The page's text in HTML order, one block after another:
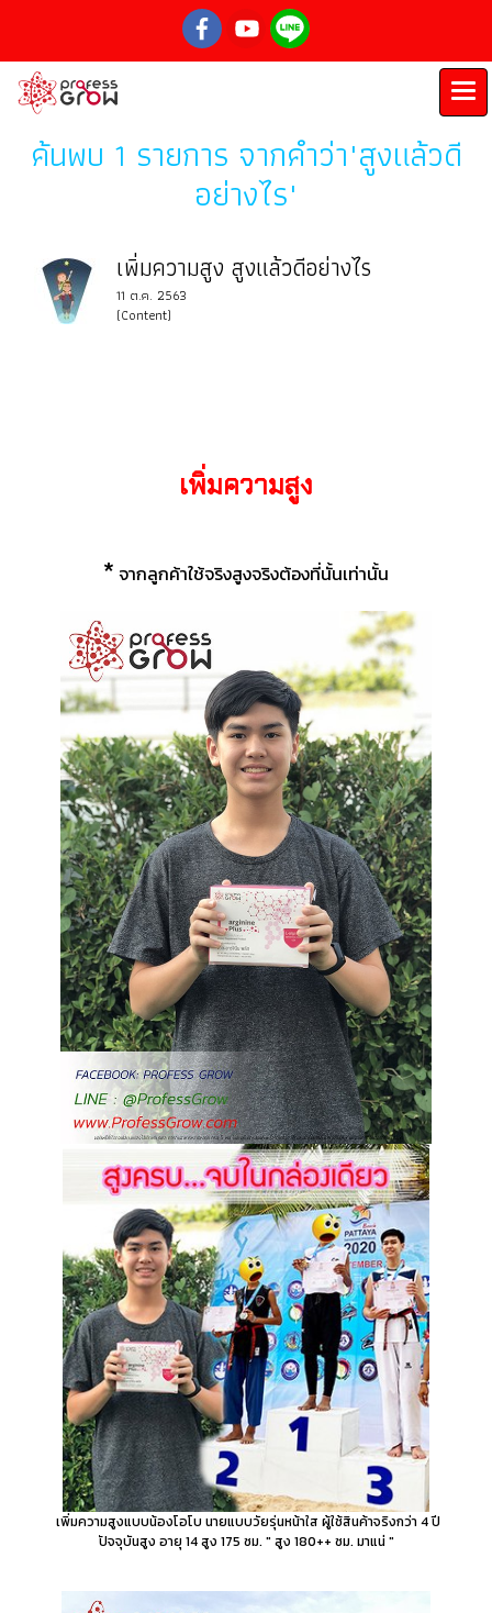
ค้นพบ 1 รายการ จากคำว่า"สูงแล้วดี
อย่างไร"
เพิ่มความสูง สูงแล้วดีอย่างไร
11 ต.ค. 2563
(Content)
เพิ่มความสูง
* จากลูกค้าใช้จริงสูงจริงต้องที่นั้นเท่านั้น
เพิ่มความสูงแบบน้องโอโบ นายแบบวัยรุ่นหน้าใส ผู้ใช้สินค้าจริงกว่า 4 ปี
ปัจจุบันสูง อายุ 14 สูง 175 ซม. " สูง 180++ ซม. มาแน่ "